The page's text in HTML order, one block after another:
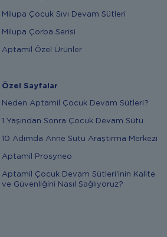
Milupa Çocuk Sıvı Devam Sütleri
Milupa Çorba Serisi
Aptamil Özel Ürünler
Özel Sayfalar
Neden Aptamil Çocuk Devam Sütleri?
1 Yaşından Sonra Çocuk Devam Sütü
10 Adımda Anne Sütü Araştırma Merkezi
Aptamil Prosyneo
Aptamil Çocuk Devam Sütleri'inin Kalite
ve Güvenliğini Nasıl Sağlıyoruz?